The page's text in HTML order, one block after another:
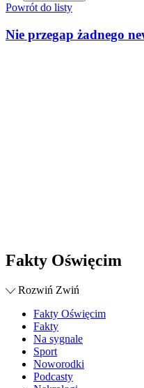
Powrót do listy
Nie przegap żadnego
Fakty Oświęcim
Rozwiń Zwiń
Fakty Oświęcim
Fakty
Na sygnale
Sport
Noworodki
Podcasty